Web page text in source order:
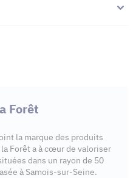
Forêt
la marque des produits
Forêt a à cœur de valoriser
dans un rayon de 50
à Samois-sur-Seine.